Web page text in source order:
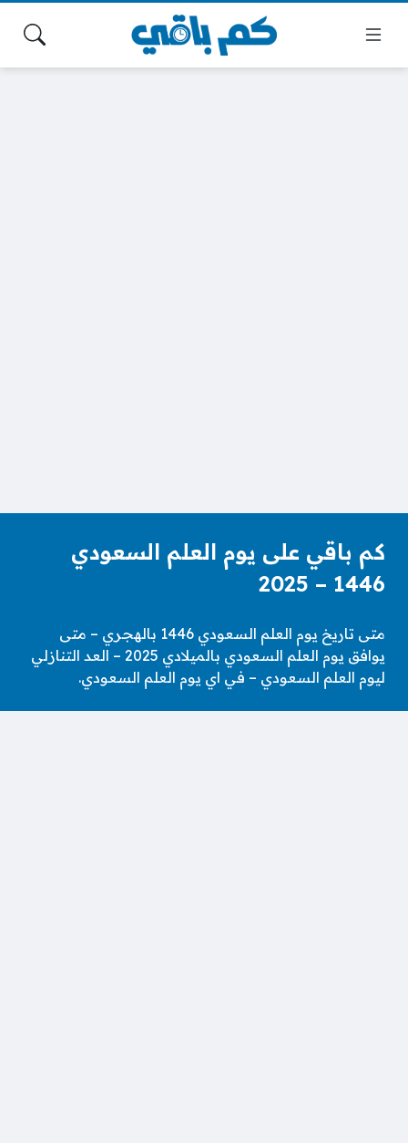
كم باقي على يوم العلم السعودي
1446 – 2025
متى تاريخ يوم العلم السعودي 1446 بالهجري – متى
يوافق يوم العلم السعودي بالميلادي 2025 – العد التنازلي
ليوم العلم السعودي – في اي يوم العلم السعودي.